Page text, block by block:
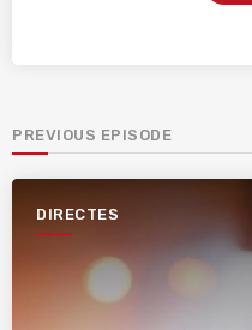
PREVIOUS EPISODE
DIRECTES